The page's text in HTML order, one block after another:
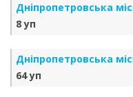
Дніпропетровська
8 уп
Дніпропетровська
64 уп